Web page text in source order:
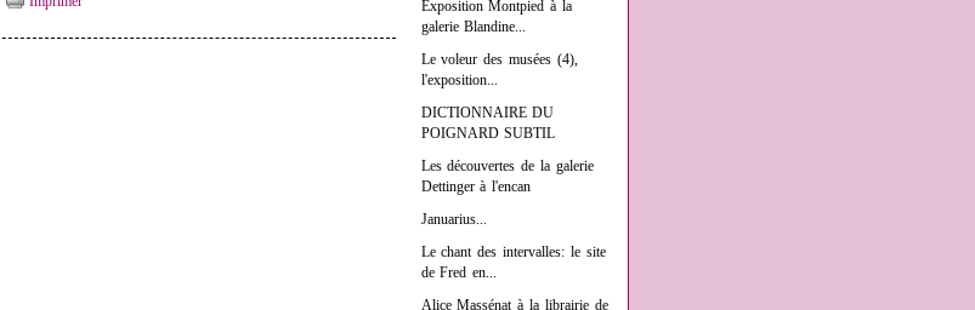
Exposition Montpied à la
galerie Blandine...
Le voleur des musées (4),
l'exposition...
DICTIONNAIRE DU
POIGNARD SUBTIL
Les découvertes de la galerie
Dettinger à l'encan
Januarius...
Le chant des intervalles: le site
de Fred en...
Alice Massénat à la librairie de